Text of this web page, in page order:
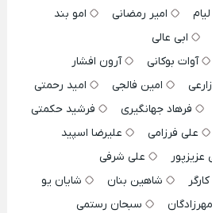
امیر رمضانی
امو بند
ابی عالی
آوات بوکانی
آرون افشار
امین فالجی
امید رحمتی
فرهاد جهانگیری
فرشید حکمتی
علی فرزامی
علیرضا اسپید
عزیزپور
علی شرفی
شاهین بنان
شایان یو
سبحان رستمی